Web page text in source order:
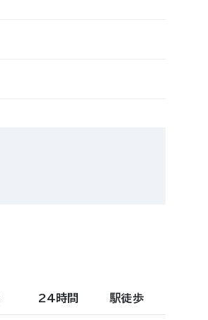
24時間 駅徒歩